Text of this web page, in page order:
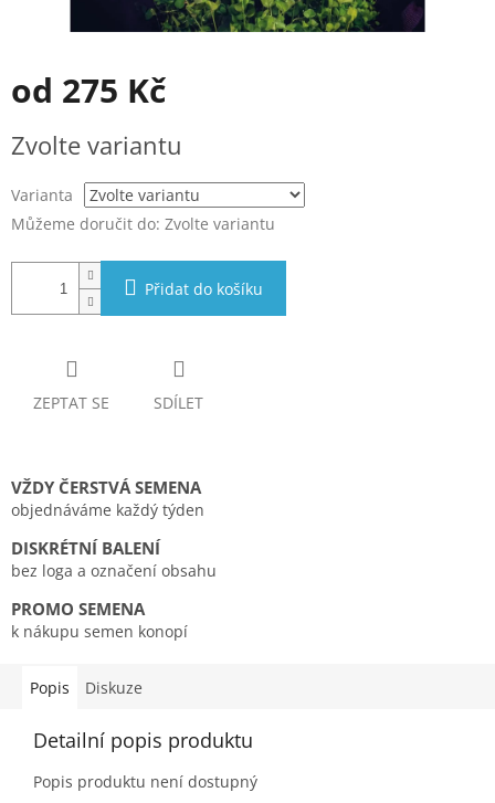
od 275 Kč
cena:
Zvolte variantu
Varianta
Můžeme doručit do: Zvolte variantu
Přidat do košíku
ZEPTAT SE SDÍLET
VŽDY ČERSTVÁ SEMENA
objednáváme každý týden
DISKRÉTNÍ BALENÍ
bez loga a označení obsahu
PROMO SEMENA
k nákupu semen konopí
Popis Diskuze
Detailní popis produktu
Popis produktu není dostupný